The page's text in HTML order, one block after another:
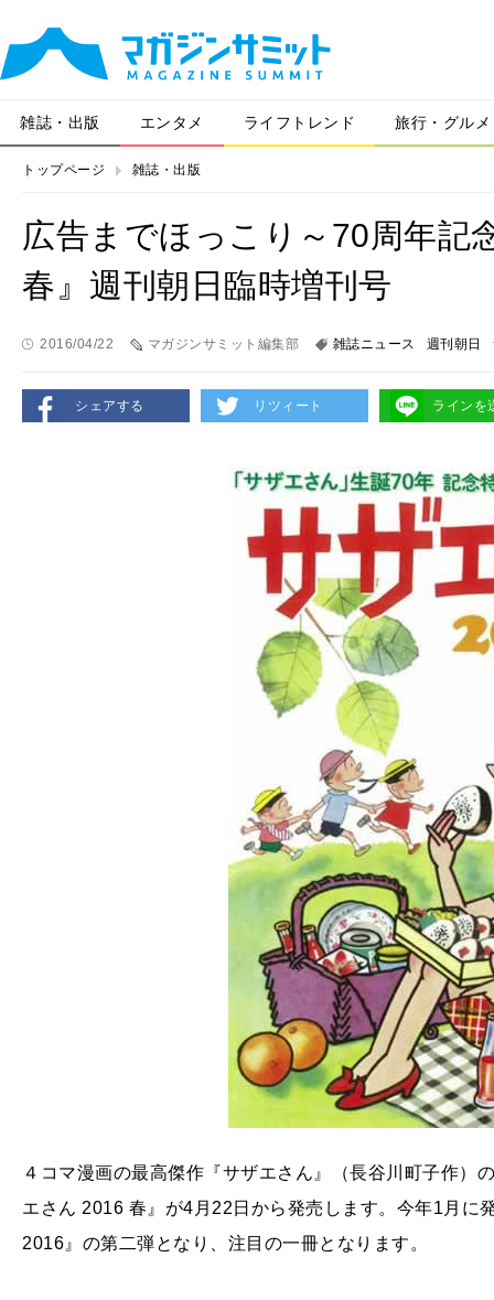
雑誌・出版 エンタメ ライフトレンド 旅行・グルメ
トップページ 雑誌・出版
広告までほっこり～70周年記
春』週刊朝日臨時増刊号
2016/04/22 マガジンサミット編集部 雑誌ニュース 週刊朝日
シェアする リツィート ラインを
４コマ漫画の最高傑作『サザエさん』（長谷川町子作）
エさん 2016 春』が4月22日から発売します。今年1月に
2016』の第二弾となり、注目の一冊となります。